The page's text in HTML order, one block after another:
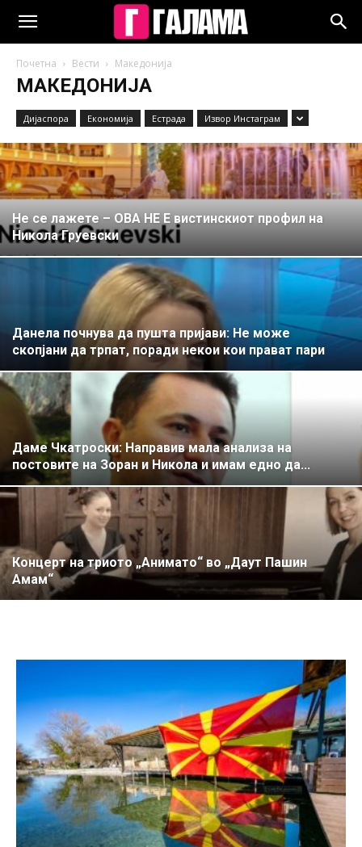
Почетна Вести Македонија
МАКЕДОНИЈА
Дијаспора Економија Естрада Извор Инстаграм
Не се лажете – ОВА НЕ Е вистинскиот профил на
Никола Груевски
Данела почнува да пушта пријави: Не може
скопјани да трпат, поради некои кои прават пари
Даме Чкатроски: Направив мала анализа на
постовите на Зоран и Никола и имам едно да...
Концерт на триото „Анимато“ во „Даут Пашин
Амам“